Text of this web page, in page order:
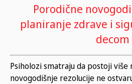
Porodične
planiranje zdrave i
decom
Psiholozi smatraju da postoji više
novogodišnje rezolucije ne